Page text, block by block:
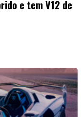
e tem V12 de